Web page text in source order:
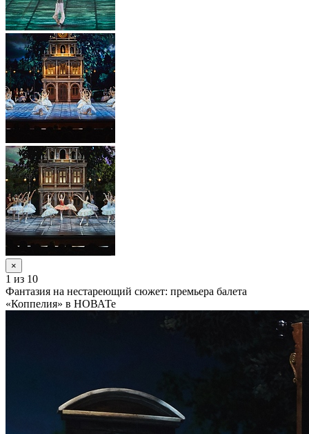
×
1 из 10
Фантазия на нестареющий сюжет: премьера балета
«Коппелия» в НОВАТе